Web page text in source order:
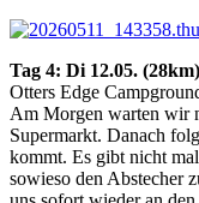
Tag 4: Di 12.05. (28km)
Otters Edge
Am Morgen warten wir
Supermarkt. Danach
kommt. Es gibt nicht
sowieso den Abstecher